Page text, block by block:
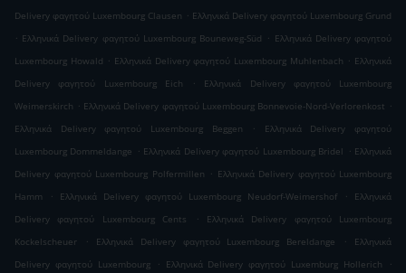
Delivery φαγητού Luxembourg Clausen . Ελληνικά Delivery φαγητού Luxembourg Grund
. Ελληνικά Delivery φαγητού Luxembourg Bouneweg-Süd . Ελληνικά Delivery φαγητού
Luxembourg Howald . Ελληνικά Delivery φαγητού Luxembourg Muhlenbach . Ελληνικά
Delivery φαγητού Luxembourg Eich
.
Ελληνικά Delivery φαγητού Luxembourg
Weimerskirch . Ελληνικά Delivery φαγητού Luxembourg Bonnevoie-Nord-Verlorenkost .
Ελληνικά Delivery φαγητού Luxembourg Beggen
.
Ελληνικά Delivery φαγητού
Luxembourg Dommeldange . Ελληνικά Delivery φαγητού Luxembourg Bridel . Ελληνικά
Delivery φαγητού Luxembourg Polfermillen . Ελληνικά Delivery φαγητού Luxembourg
Hamm
. Ελληνικά Delivery φαγητού Luxembourg Neudorf-Weimershof .
Ελληνικά
Delivery φαγητού Luxembourg Cents
.
Ελληνικά Delivery φαγητού Luxembourg
Kockelscheuer
. Ελληνικά Delivery φαγητού Luxembourg Bereldange .
Ελληνικά
Delivery φαγητού Luxembourg
. Ελληνικά Delivery φαγητού Luxemburg Hollerich
.